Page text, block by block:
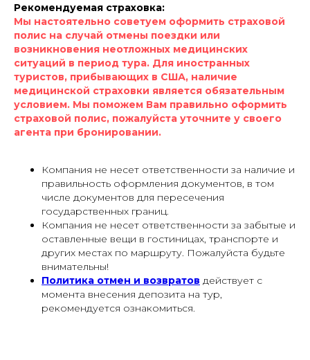
Рекомендуемая страховка:
Мы настоятельно советуем оформить страховой
полис на случай отмены поездки или
возникновения неотложных медицинских
ситуаций в период тура. Для иностранных
туристов, прибывающих в США, наличие
медицинской страховки является обязательным
условием. Мы поможем Вам правильно оформить
страховой полис, пожалуйста уточните у своего
агента при бронировании.
Компания не несет ответственности за наличие и
правильность оформления документов, в том
числе документов для пересечения
государственных границ.
Компания не несет ответственности за забытые и
оставленные вещи в гостиницах, транспорте и
других местах по маршруту. Пожалуйста будьте
внимательны!
Политика отмен и возвратов действует с
момента внесения депозита на тур,
рекомендуется ознакомиться.